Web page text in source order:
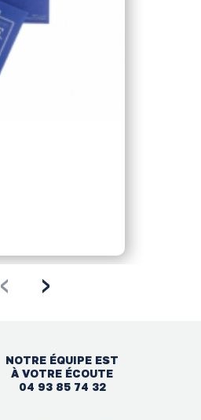
‹ ›
NOTRE ÉQUIPE EST
À VOTRE ÉCOUTE
04 93 85 74 32